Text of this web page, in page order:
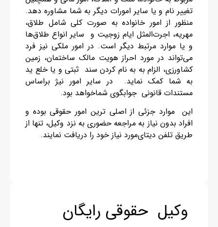
تغییر نام و یا سایر امورات دیگر به شما مشاوره دهد.
منظور از امور خانواده به صورت کلی شامل طلاق،
مهریه، اجرت‌المثل ایام زوجیت و سایر انواع طلاق‌ها
و یا موارد مرتبط دیگر است. در امور ملکی نیز فرد
می‌تواند در مورد احراز هویت مالک ساختمان، زمین
کشاورزی، الزام به به نام کردن سند ثبتی و یا خلع ید
به شما کمک نماید. در سایر امور نیژ براساس
مستندات قانونی جوابگوی شما‌خواهد بود.
این موارد جزئی از اصلی ترین امور حقوقی بوده و
افراد بدون نیاز به مراجعه حضوری به نزد وکیل، تنها از
طریق تلفن دیتای‌مورد نیاز خود را دریافت نمایند.
وکیل حقوقی رایگان